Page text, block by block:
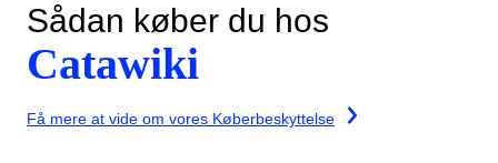
Sådan køber du hos
Catawiki
Få mere at vide om vores Køberbeskyttelse